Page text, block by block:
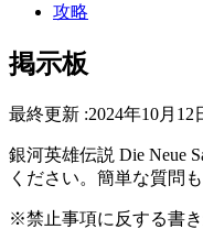
攻略
掲示板
最終更新 :2024年10月12
銀河英雄伝説 Die Neue
ください。簡単な質問
※禁止事項に反する書